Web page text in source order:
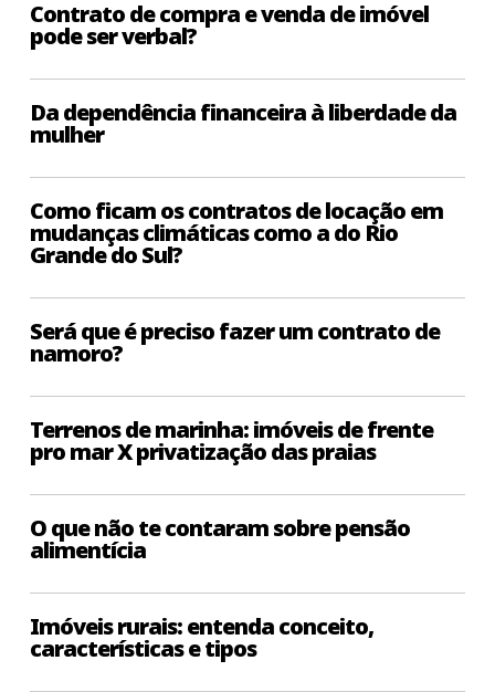
Contrato de compra e venda de imóvel
pode ser verbal?
Da dependência financeira à liberdade da
mulher
Como ficam os contratos de locação em
mudanças climáticas como a do Rio
Grande do Sul?
Será que é preciso fazer um contrato de
namoro?
Terrenos de marinha: imóveis de frente
pro mar X privatização das praias
O que não te contaram sobre pensão
alimentícia
Imóveis rurais: entenda conceito,
características e tipos